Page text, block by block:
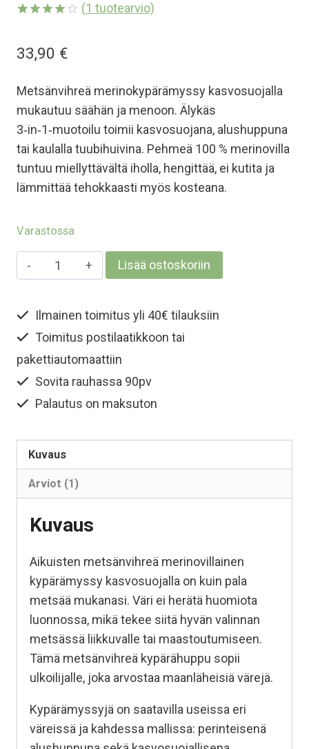
5:stä
perustuen
arvotukseen.
(1 tuotearvio)
33,90 €
Metsänvihreä merinokypärämyssy kasvosuojalla
mukautuu säähän ja menoon. Älykäs
3‑in‑1‑muotoilu toimii kasvosuojana, alushuppuna
tai kaulalla tuubihuivina. Pehmeä 100 % merinovilla
tuntuu miellyttävältä iholla, hengittää, ei kutita ja
lämmittää tehokkaasti myös kosteana.
Varastossa
Aikuisten
merinokypärämyssy
-
Metsänvihreä
määrä
Lisää ostoskoriin
Ilmainen toimitus yli 40€ tilauksiin
Toimitus postilaatikkoon tai
pakettiautomaattiin
Sovita rauhassa 90pv
Palautus on maksuton
Kuvaus
Arviot (1)
Kuvaus
Aikuisten metsänvihreä merinovillainen
kypärämyssy kasvosuojalla on kuin pala
metsää mukanasi. Väri ei herätä huomiota
luonnossa, mikä tekee siitä hyvän valinnan
metsässä liikkuvalle tai maastoutumiseen.
Tämä metsänvihreä kypärähuppu sopii
ulkoilijalle, joka arvostaa maanläheisiä värejä.
Kypärämyssyjä on saatavilla useissa eri
väreissä ja kahdessa mallissa: perinteisenä